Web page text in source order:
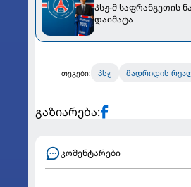
პსჟ-მ საფრანგეთის
დაიმატა
თეგები: პსჟ მადრიდის
გაზიარება:
კომენტარები